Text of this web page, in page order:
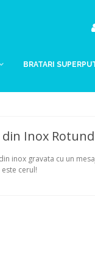
BRATARI
Inox
inox gravata cu un
cerul!